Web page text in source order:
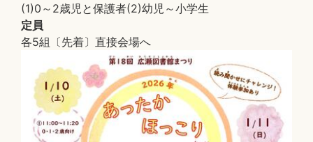
(1)0～2歳児と保護者(2)幼児～小学生
定員
各5組〔先着〕直接会場へ